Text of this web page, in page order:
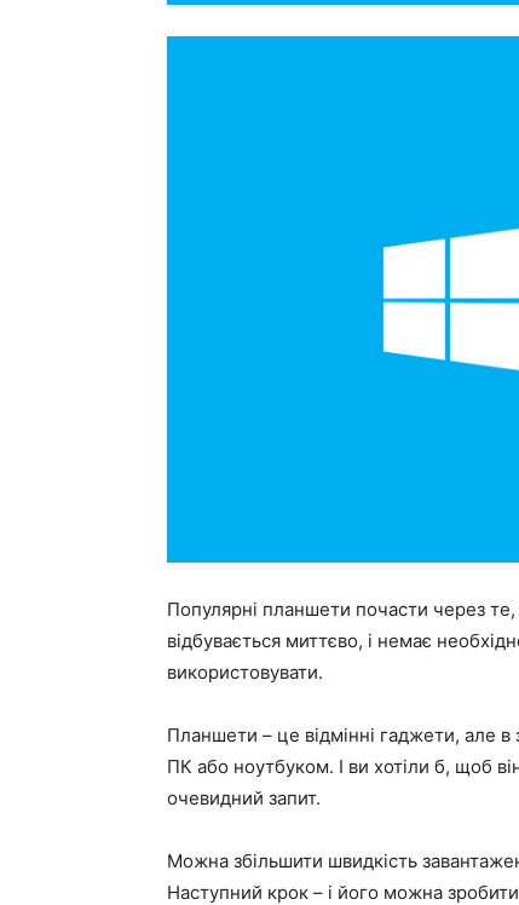
Популярні планшети почасти через
відбувається миттєво, і немає
використовувати.
Планшети – це відмінні гаджети, але в
ПК або ноутбуком. І ви хотіли б, щоб
очевидний запит.
Можна збільшити швидкість
Наступний крок – і його можна